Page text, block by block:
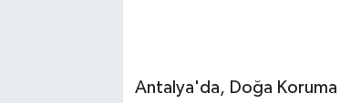
Antalya'da, Doğa Koruma